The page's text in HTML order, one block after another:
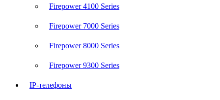
Firepower 4100 Series
Firepower 7000 Series
Firepower 8000 Series
Firepower 9300 Series
IP-телефоны